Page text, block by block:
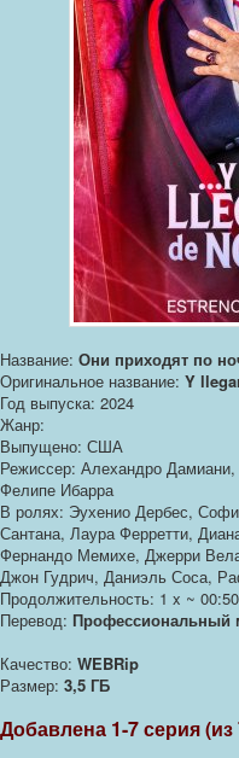
Название: Они приходят по
Оригинальное название: Y
Год выпуска: 2024
Жанр:
Выпущено: США
Режиссер: Алехандро
Фелипе Ибарра
В ролях: Эухенио Дербес,
Сантана, Лаура Ферретти,
Фернандо Мемихе, Джерри
Джон Гудрич, Даниэль Соса,
Продолжительность: 1 x ~
Перевод: Профессиональный
Качество: WEBRip
Размер: 3,5 ГБ
Добавлена 1-7 серия (из